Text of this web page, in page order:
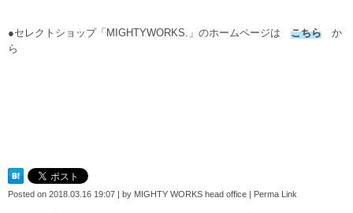
●セレクトショップ「MIGHTYWORKS.」のホームページは こちら か
ら
Posted on 2018.03.16 19:07 by MIGHTY WORKS head office Perma Link